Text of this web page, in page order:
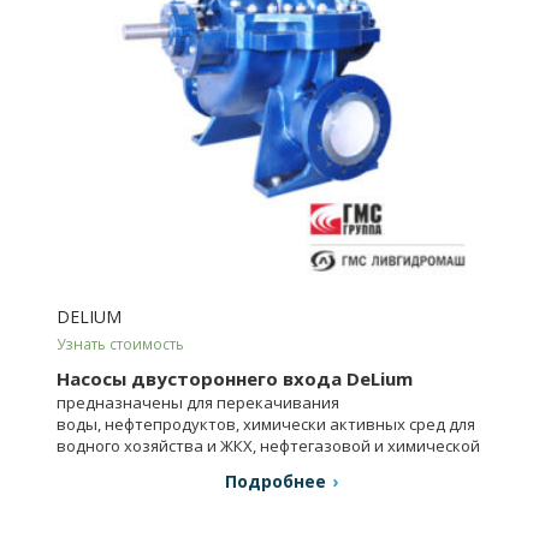
DELIUM
Узнать стоимость
Насосы двустороннего входа DeLium
предназначены для перекачивания
воды, нефтепродуктов, химически активных сред для
водного хозяйства и ЖКХ, нефтегазовой и химической
Подробнее